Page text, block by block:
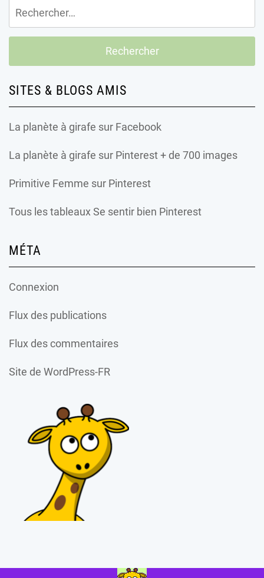
Rechercher :
SITES & BLOGS AMIS
La planète à girafe sur Facebook
La planète à girafe sur Pinterest + de 700 images
Primitive Femme sur Pinterest
Tous les tableaux Se sentir bien Pinterest
MÉTA
Connexion
Flux des publications
Flux des commentaires
Site de WordPress-FR